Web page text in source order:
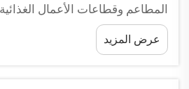
المطاعم وقطاعات الأعمال
العلب شفافة. وتُصنع هذه العلب
يسمح للعميل برؤية محتوياتها
جاذبية بصرية أكبر...
عرض المزيد